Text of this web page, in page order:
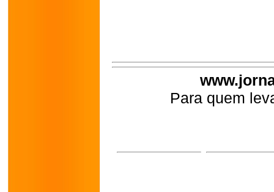
Para quem